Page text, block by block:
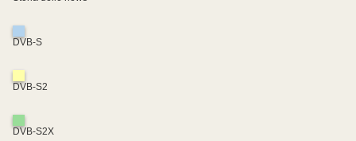
DVB-S
DVB-S2
DVB-S2X